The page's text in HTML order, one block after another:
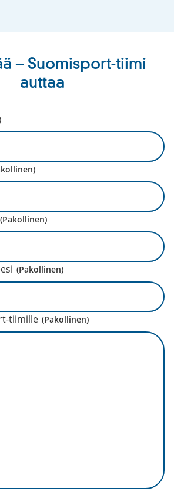
– Suomisport-tiimi
auttaa
(Pakollinen)
(Pakollinen)
tiimille (Pakollinen)